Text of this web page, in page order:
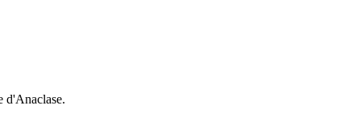
d'Anaclase.